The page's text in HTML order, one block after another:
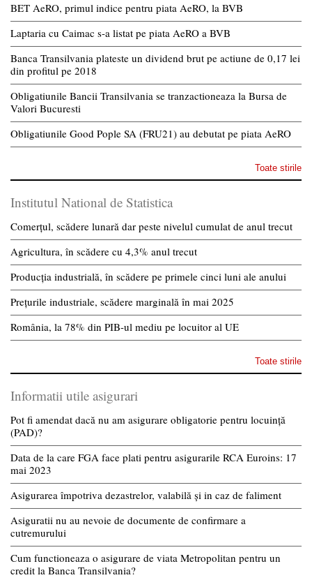
BET AeRO, primul indice pentru piata AeRO, la BVB
Laptaria cu Caimac s-a listat pe piata AeRO a BVB
Banca Transilvania plateste un dividend brut pe actiune de 0,17 lei
din profitul pe 2018
Obligatiunile Bancii Transilvania se tranzactioneaza la Bursa de
Valori Bucuresti
Obligatiunile Good Pople SA (FRU21) au debutat pe piata AeRO
Toate stirile
Institutul National de Statistica
Comerțul, scădere lunară dar peste nivelul cumulat de anul trecut
Agricultura, în scădere cu 4,3% anul trecut
Producția industrială, în scădere pe primele cinci luni ale anului
Prețurile industriale, scădere marginală în mai 2025
România, la 78% din PIB-ul mediu pe locuitor al UE
Toate stirile
Informatii utile asigurari
Pot fi amendat dacă nu am asigurare obligatorie pentru locuință
(PAD)?
Data de la care FGA face plati pentru asigurarile RCA Euroins: 17
mai 2023
Asigurarea împotriva dezastrelor, valabilă și in caz de faliment
Asiguratii nu au nevoie de documente de confirmare a
cutremurului
Cum functioneaza o asigurare de viata Metropolitan pentru un
credit la Banca Transilvania?